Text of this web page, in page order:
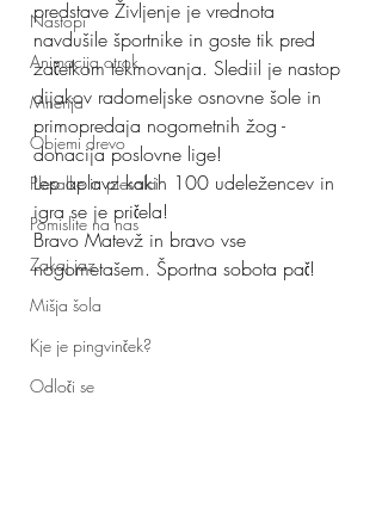
Nastopi
Animacija otrok
Mnenja
Objemi drevo
Plesalke in plesalci
Pomislite na nas
Zakaj jaz
Mišja šola
Kje je pingvinček?
Odloči se
predstave Življenje je vrednota
navdušile športnike in goste tik pred
začetkom tekmovanja. Slediil je nastop
dijakov radomeljske osnovne šole in
primopredaja nogometnih žog -
donacija poslovne lige!
Lep aplavz kakih 100 udeležencev in
igra se je pričela!
Bravo Matevž in bravo vse
nogometašem. Športna sobota pač!